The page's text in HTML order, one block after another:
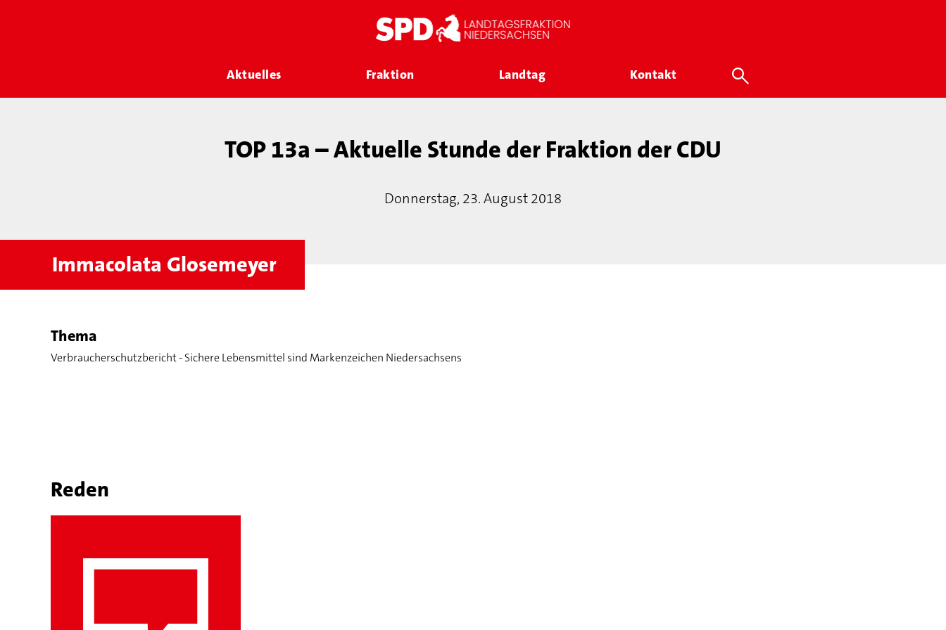
Aktuelles Fraktion Landtag Kontakt
TOP 13a – Aktuelle Stunde der Fraktion der CDU
Donnerstag, 23. August 2018
Immacolata Glosemeyer
Thema
Verbraucherschutzbericht - Sichere Lebensmittel sind Markenzeichen Niedersachsens
Reden